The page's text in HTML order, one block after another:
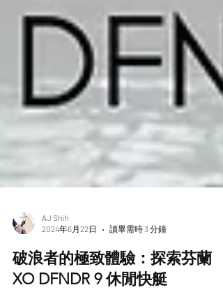
2024年6月22日
讀畢需時 3 分鐘
破浪者的極致體驗：探索芬蘭